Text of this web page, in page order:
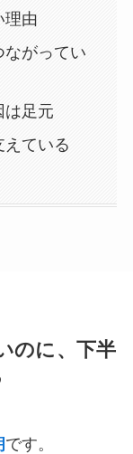
理由
ながってい
は足元
えている
のに、下半
です。